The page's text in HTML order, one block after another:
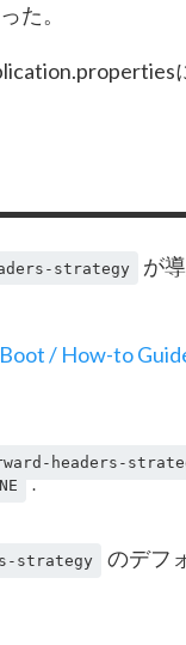
た。
strategy
が
/ How-to
headers-
.
strategy のデフ